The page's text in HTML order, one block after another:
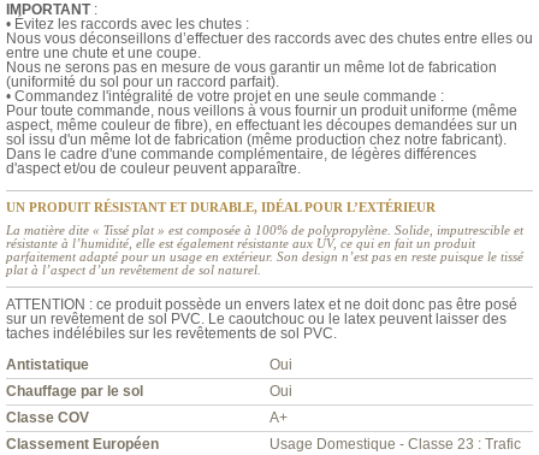
IMPORTANT:
• Évitez les raccords avec les chutes :
Nous vous déconseillons d’effectuer des raccords avec des chutes entre elles ou
entre une chute et une coupe.
Nous ne serons pas en mesure de vous garantir un même lot de fabrication
(uniformité du sol pour un raccord parfait).
• Commandez l'intégralité de votre projet en une seule commande :
Pour toute commande, nous veillons à vous fournir un produit uniforme (même
aspect, même couleur de fibre), en effectuant les découpes demandées sur un
sol issu d'un même lot de fabrication (même production chez notre fabricant).
Dans le cadre d'une commande complémentaire, de légères différences
d'aspect et/ou de couleur peuvent apparaître.
UN PRODUIT RÉSISTANT ET DURABLE, IDÉAL POUR L’EXTÉRIEUR
La matière dite « Tissé plat » est composée à 100% de polypropylène. Solide, imputrescible et
résistante à l’humidité, elle est également résistante aux UV, ce qui en fait un produit
parfaitement adapté pour un usage en extérieur. Son design n’est pas en reste puisque le tissé
plat à l’aspect d’un revêtement de sol naturel.
ATTENTION : ce produit possède un envers latex et ne doit donc pas être posé
sur un revêtement de sol PVC. Le caoutchouc ou le latex peuvent laisser des
taches indélébiles sur les revêtements de sol PVC.
Antistatique
Oui
Chauffage par le sol
Oui
Classe COV
A+
Classement Européen
Usage Domestique - Classe 23 : Trafic